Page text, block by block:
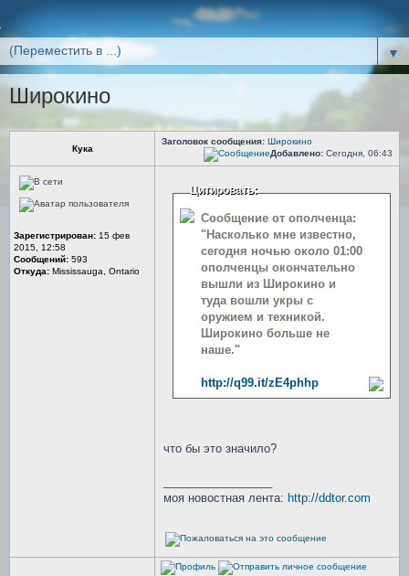
▼
Широкино
Кука
Заголовок сообщения: Широкино
Добавлено: Сегодня, 06:43
Зарегистрирован: 15 фев
2015, 12:58
Сообщений: 593
Откуда: Mississauga, Ontario
Цитировать:
Сообщение от ополченца:
"Насколько мне известно,
сегодня ночью около 01:00
ополченцы окончательно
вышли из Широкино и
туда вошли укры с
оружием и техникой.
Широкино больше не
наше."
http://q99.it/zE4phhp
что бы это значило?
моя новостная лента: http://ddtor.com